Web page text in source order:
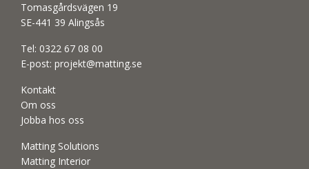
Tomasgårdsvägen 19
SE-441 39 Alingsås
Tel: 0322 67 08 00
E-post: projekt@matting.se
Kontakt
Om oss
Jobba hos oss
Matting Solutions
Matting Interior